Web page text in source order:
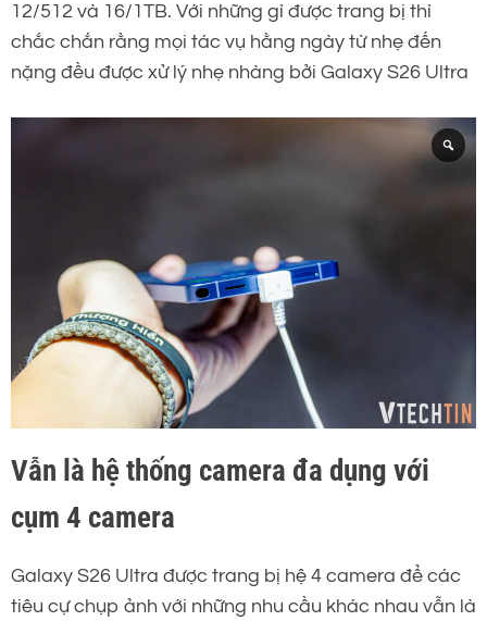
12/512 và 16/1TB. Với những gì được trang bị thì
chắc chắn rằng mọi tác vụ hằng ngày từ nhẹ đến
nặng đều được xử lý nhẹ nhàng bởi Galaxy S26 Ultra
Vẫn là hệ thống camera đa dụng với
cụm 4 camera
Galaxy S26 Ultra được trang bị hệ 4 camera để các
tiêu cự chụp ảnh với những nhu cầu khác nhau vẫn là